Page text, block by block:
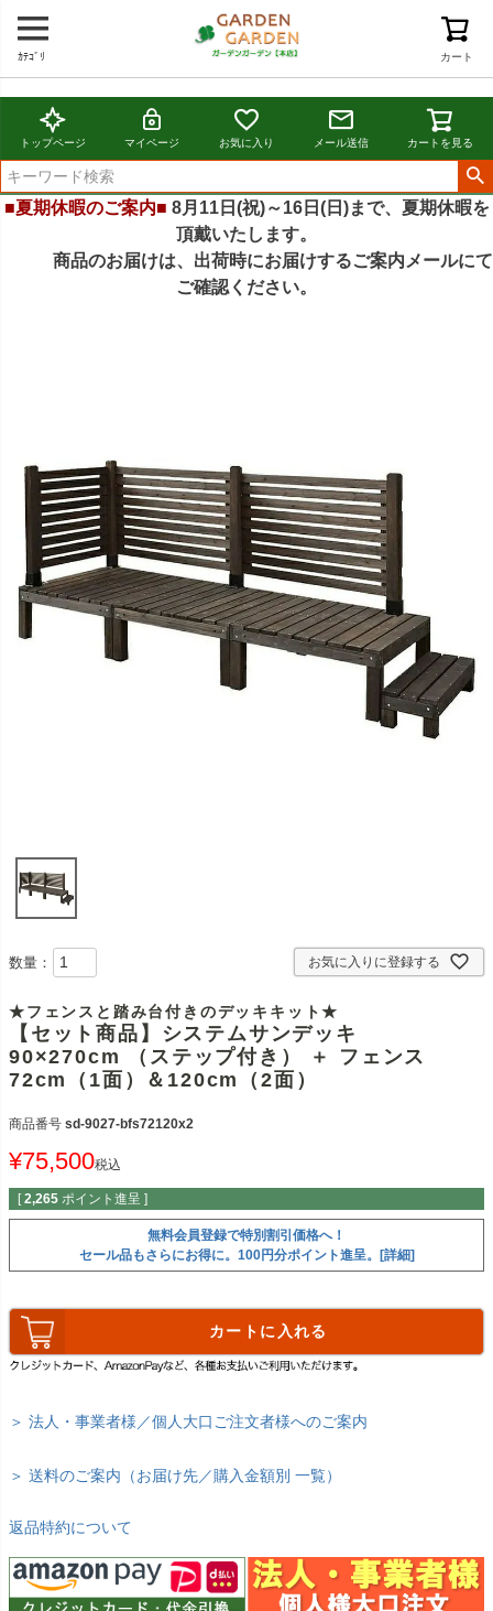
カート
ｶﾃｺﾞﾘ
トップページ マイページ お気に入り メール送信 カートを見る
■夏期休暇のご案内■ 8月11日(祝)～16日(日)まで、夏期休暇を
頂戴いたします。
商品のお届けは、出荷時にお届けするご案内メールにて
ご確認ください。
お気に入りに登録する
数量：
★フェンスと踏み台付きのデッキキット★
【セット商品】システムサンデッキ
90×270cm （ステップ付き） ＋ フェンス
72cm（1面）＆120cm（2面）
商品番号 sd-9027-bfs72120x2
¥75,500税込
[ 2,265 ポイント進呈 ]
無料会員登録で特別割引価格へ！
セール品もさらにお得に。100円分ポイント進呈。[詳細]
カートに入れる
＞ 法人・事業者様／個人大口ご注文者様へのご案内
＞ 送料のご案内（お届け先／購入金額別 一覧）
返品特約について